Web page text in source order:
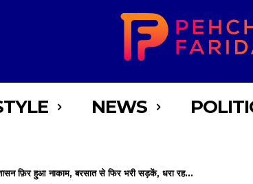
NEWS
फ़िर हुआ नाकाम, बरसात से फिर भरी सड़कें, धरा रह...